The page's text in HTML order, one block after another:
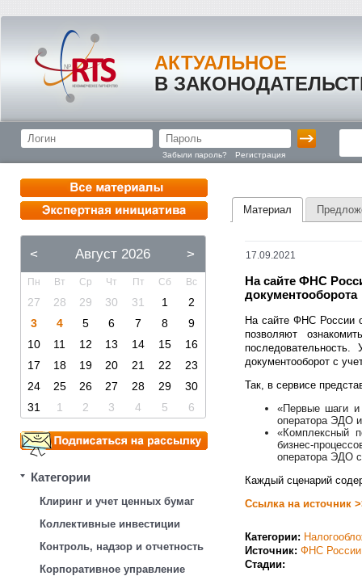
АКТУАЛЬНОЕ
В
Забыли пароль? Регистрация
< Август 2026 >
Пн Вт Ср Чт Пт Сб Вс
27 28 29 30 31 1
2
3
4 5 6 7 8
9
10
11 12 13 14 15
16
17
18 19 20 21 22
23
24
25 26 27 28 29
30
31
1 2 3 4 5 6
Категории
Клиринг и учет ценных бумаг
Коллективные инвестиции
Контроль, надзор и отчетность
Корпоративное управление
Материал
17.09.2021
На сайте ФНС
документооборота
На сайте ФНС России
позволяют
последовательность.
документооборот с
Так, в сервисе
«Первые шаги и
оператора ЭДО
«Комплексный
бизнес-
оператора ЭДО
Каждый сценарий
Ссылка на источник
Категории:
Источник: ФНС России
Стадии: